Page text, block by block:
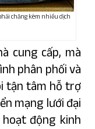
chăng kèm nhiều dịch
cung cấp, mà
phân phối và
tận tâm hỗ trợ
mạng lưới đại
động kinh